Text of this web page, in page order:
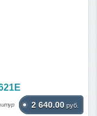
2 640.00 руб.